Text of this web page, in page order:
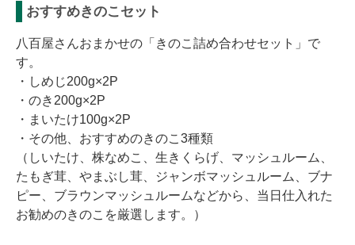
おすすめきのこセット
八百屋さんおまかせの「きのこ詰め合わせセット」で
す。
・しめじ200g×2P
・のき200g×2P
・まいたけ100g×2P
・その他、おすすめのきのこ3種類
（しいたけ、株なめこ、生きくらげ、マッシュルーム、
たもぎ茸、やまぶし茸、ジャンボマッシュルーム、ブナ
ピー、ブラウンマッシュルームなどから、当日仕入れた
お勧めのきのこを厳選します。）